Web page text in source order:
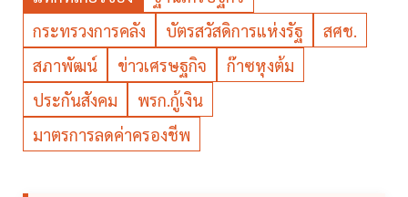
กระทรวงการคลัง
บัตรสวัสดิการแห่งรัฐ
สศช.
สภาพัฒน์
ข่าวเศรษฐกิจ
ก๊าซหุงต้ม
ประกันสังคม
พรก.กู้เงิน
มาตรการลดค่าครองชีพ